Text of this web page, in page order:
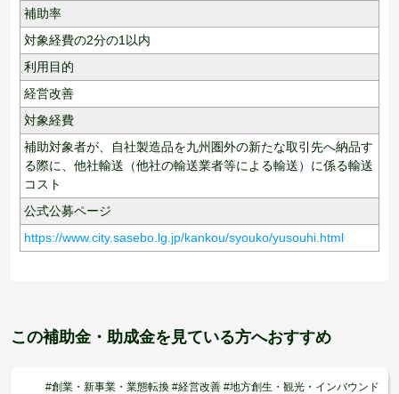
補助率
対象経費の2分の1以内
利用目的
経営改善
対象経費
補助対象者が、自社製造品を九州圏外の新たな取引先へ納品す
る際に、他社輸送（他社の輸送業者等による輸送）に係る輸送
コスト
公式公募ページ
https://www.city.sasebo.lg.jp/kankou/syouko/yusouhi.html
この補助金・助成金を見ている方へおすすめ
#創業・新事業・業態転換 #経営改善 #地方創生・観光・インバウンド